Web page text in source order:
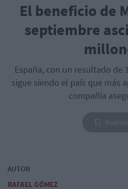
El beneficio de
septiembre
España, con un resultado de
sigue siendo el país que más
compañía
AUTOR
RAFAEL GÓMEZ